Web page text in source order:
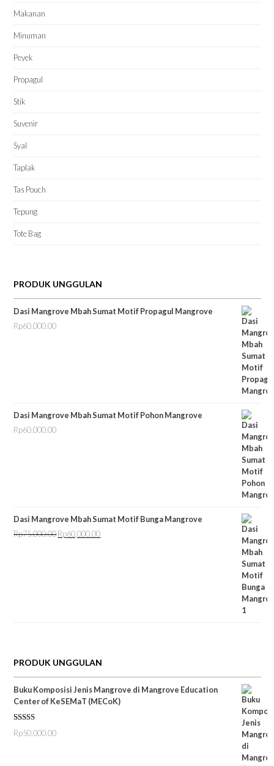
Makanan
Minuman
Peyek
Propagul
Stik
Suvenir
Syal
Taplak
Tas Pouch
Tepung
Tote Bag
PRODUK UNGGULAN
Dasi Mangrove Mbah Sumat Motif Propagul Mangrove
Rp60,000.00
Dasi Mangrove Mbah Sumat Motif Pohon Mangrove
Rp60,000.00
Dasi Mangrove Mbah Sumat Motif Bunga Mangrove
Rp75,000.00Rp60,000.00
PRODUK UNGGULAN
Buku Komposisi Jenis Mangrove di Mangrove Education
Center of KeSEMaT (MECoK)
Dinilai5.00
dari 5
Rp50,000.00